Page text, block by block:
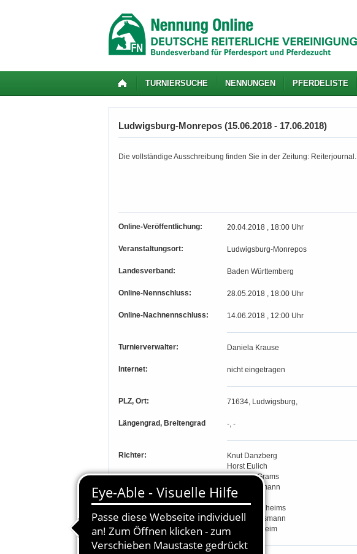
TURNIERSUCHE NENNUNGEN PFERDELISTE
Ludwigsburg-Monrepos (15.06.2018 - 17.06.2018)
Die vollständige Ausschreibung finden Sie in der Zeitung: Reiterjournal.
Online-Veröffentlichung: 20.04.2018 , 18:00 Uhr
Veranstaltungsort: Ludwigsburg-Monrepos
Landesverband: Baden Württemberg
Online-Nennschluss: 28.05.2018 , 18:00 Uhr
Online-Nachnennschluss: 14.06.2018 , 12:00 Uhr
Turnierverwalter: Daniela Krause
Internet: nicht eingetragen
PLZ, Ort: 71634, Ludwigsburg,
Längengrad, Breitengrad -, -
Richter:
Knut Danzberg
Horst Eulich
Andreas Grams
Iris C. Hellmann
Kay Knoll
Peter Mannheims
Martin Rassmann
Reinhard Seim